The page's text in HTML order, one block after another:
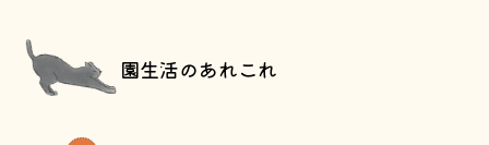
園生活のあれこれ